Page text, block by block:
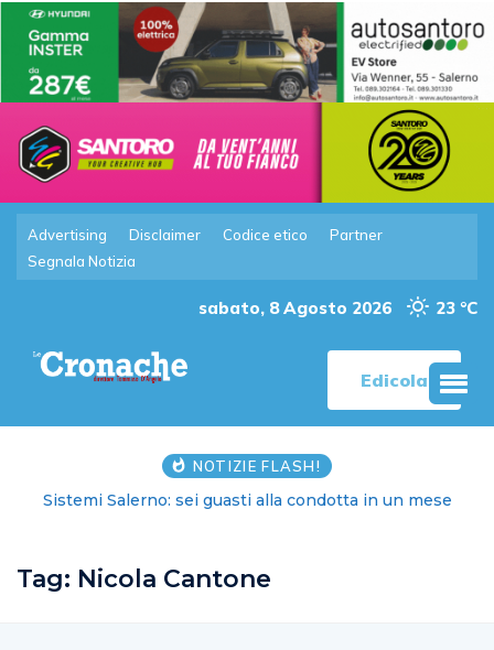
Advertising Disclaimer Codice etico
Partner
Segnala Notizia
sabato, 8 Agosto 2026 23 °C
Edicola
NOTIZIE FLASH!
Sistemi Salerno: sei guasti alla condotta in un mese
Tag: Nicola Cantone